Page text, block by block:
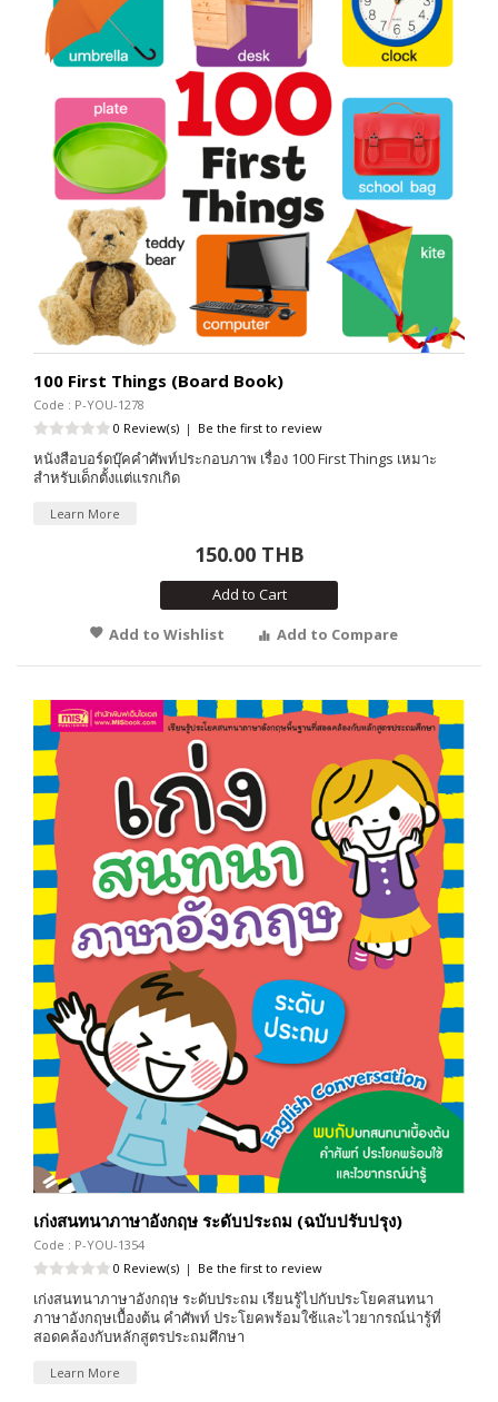
100 First Things (Board Book)
Code : P-YOU-1278
0 Review(s) | Be the first to review
หนังสือบอร์ดบุ๊คคำศัพท์ประกอบภาพ เรื่อง 100 First Things เหมาะ
สำหรับเด็กตั้งแต่แรกเกิด
Learn More
150.00 THB
Add to Cart
Add to Wishlist
Add to Compare
เก่งสนทนาภาษาอังกฤษ ระดับประถม (ฉบับปรับปรุง)
Code : P-YOU-1354
0 Review(s) | Be the first to review
เก่งสนทนาภาษาอังกฤษ ระดับประถม เรียนรู้ไปกับประโยคสนทนา
ภาษาอังกฤษเบื้องต้น คำศัพท์ ประโยคพร้อมใช้และไวยากรณ์น่ารู้ที่
สอดคล้องกับหลักสูตรประถมศึกษา
Learn More